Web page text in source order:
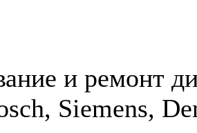
и ремонт
Siemens,